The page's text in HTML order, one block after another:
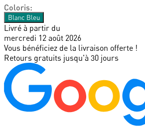
Coloris:
Blanc Bleu
Livré à partir du
mercredi 12 août 2026
Vous bénéficiez de la livraison offerte !
Retours gratuits jusqu'à 30 jours